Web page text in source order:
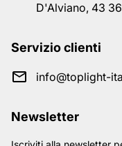
D'Alviano, 43
Servizio clienti
info@toplight-
Newsletter